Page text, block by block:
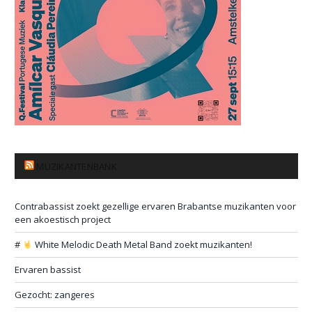
Contrabassist zoekt gezellige ervaren Brabantse muzikanten voor
een akoestisch project
#
White Melodic Death Metal Band zoekt muzikanten!
Ervaren bassist
Gezocht: zangeres